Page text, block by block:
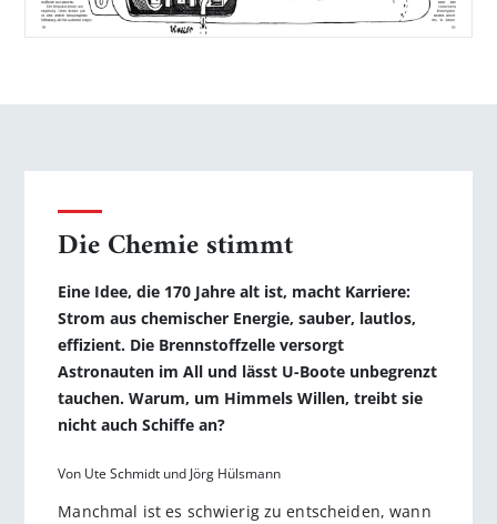
Die Chemie stimmt
Eine Idee, die 170 Jahre alt ist, macht Karriere:
Strom aus chemischer Energie, sauber, lautlos,
effizient. Die Brennstoffzelle versorgt
Astronauten im All und lässt U-Boote unbegrenzt
tauchen. Warum, um Himmels Willen, treibt sie
nicht auch Schiffe an?
Von Ute Schmidt und Jörg Hülsmann
Manchmal ist es schwierig zu entscheiden, wann